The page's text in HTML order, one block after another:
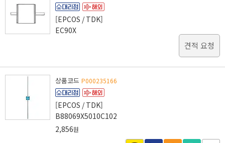
[EPCOS / TDK]
EC90X
견적 요청
상품코드 P000235166
[EPCOS / TDK]
B88069X5010C102
2,856원